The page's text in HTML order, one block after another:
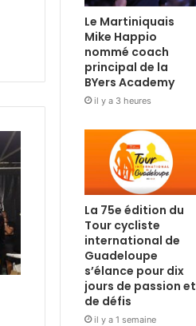
Le Martiniquais
Mike Happio
nommé coach
principal de la
BYers Academy
il y a 3 heures
La 75e édition du
Tour cycliste
international de
Guadeloupe
s’élance pour dix
jours de passion et
de défis
il y a 1 semaine